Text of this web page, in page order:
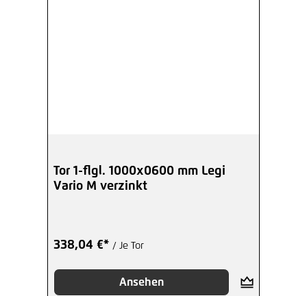
Tor 1-flgl. 1000x0600 mm Legi
Vario M verzinkt
338,04 €* / Je Tor
Ansehen